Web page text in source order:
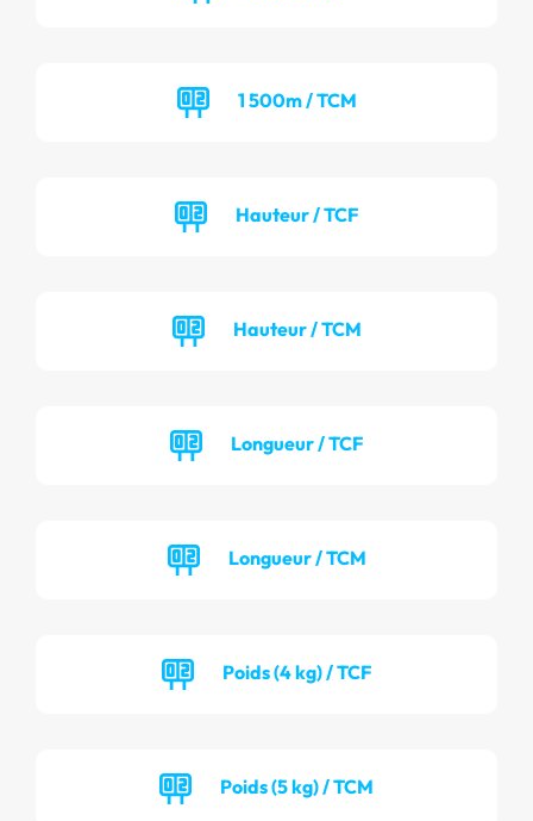
1 500m / TCM
Hauteur / TCF
Hauteur / TCM
Longueur / TCF
Longueur / TCM
Poids (4 kg) / TCF
Poids (5 kg) / TCM